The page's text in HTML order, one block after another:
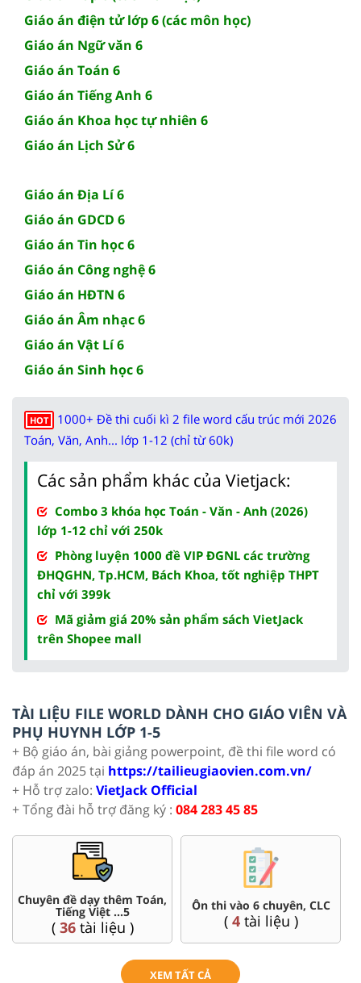
Giáo án điện tử lớp 6 (các môn học)
Giáo án Ngữ văn 6
Giáo án Toán 6
Giáo án Tiếng Anh 6
Giáo án Khoa học tự nhiên 6
Giáo án Lịch Sử 6
Giáo án Địa Lí 6
Giáo án GDCD 6
Giáo án Tin học 6
Giáo án Công nghệ 6
Giáo án HĐTN 6
Giáo án Âm nhạc 6
Giáo án Vật Lí 6
Giáo án Sinh học 6
HOT
1000+ Đề thi cuối kì 2 file word cấu trúc mới 2026
Toán, Văn, Anh... lớp 1-12 (chỉ từ 60k)
Các sản phẩm khác của Vietjack:
Combo 3 khóa học Toán - Văn - Anh (2026)
lớp 1-12 chỉ với 250k
Phòng luyện 1000 đề VIP ĐGNL các trường
ĐHQGHN, Tp.HCM, Bách Khoa, tốt nghiệp THPT
chỉ với 399k
Mã giảm giá 20% sản phẩm sách VietJack
trên Shopee mall
TÀI LIỆU FILE WORLD DÀNH CHO GIÁO VIÊN VÀ
PHỤ HUYNH LỚP 1-5
+ Bộ giáo án, bài giảng powerpoint, đề thi file word có
đáp án 2025 tại https://tailieugiaovien.com.vn/
+ Hỗ trợ zalo: VietJack Official
+ Tổng đài hỗ trợ đăng ký : 084 283 45 85
Chuyên đề dạy thêm Toán,
Tiếng Việt ...5
( 36tài liệu )
Ôn thi vào 6 chuyên, CLC
( 4tài liệu )
XEM TẤT CẢ